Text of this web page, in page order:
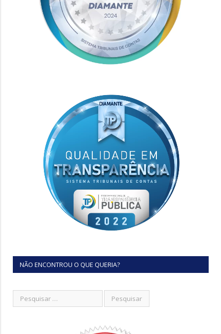
NÃO ENCONTROU O QUE QUERIA?